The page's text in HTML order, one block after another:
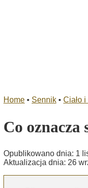
Home • Sennik • Ciało
Co oznacza
Opublikowano dnia: 1
Aktualizacja dnia: 26